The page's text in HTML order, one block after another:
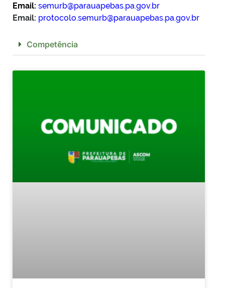
Email: semurb@parauapebas.pa.gov.br
Email: protocolo.semurb@parauapebas.pa.gov.br
Competência